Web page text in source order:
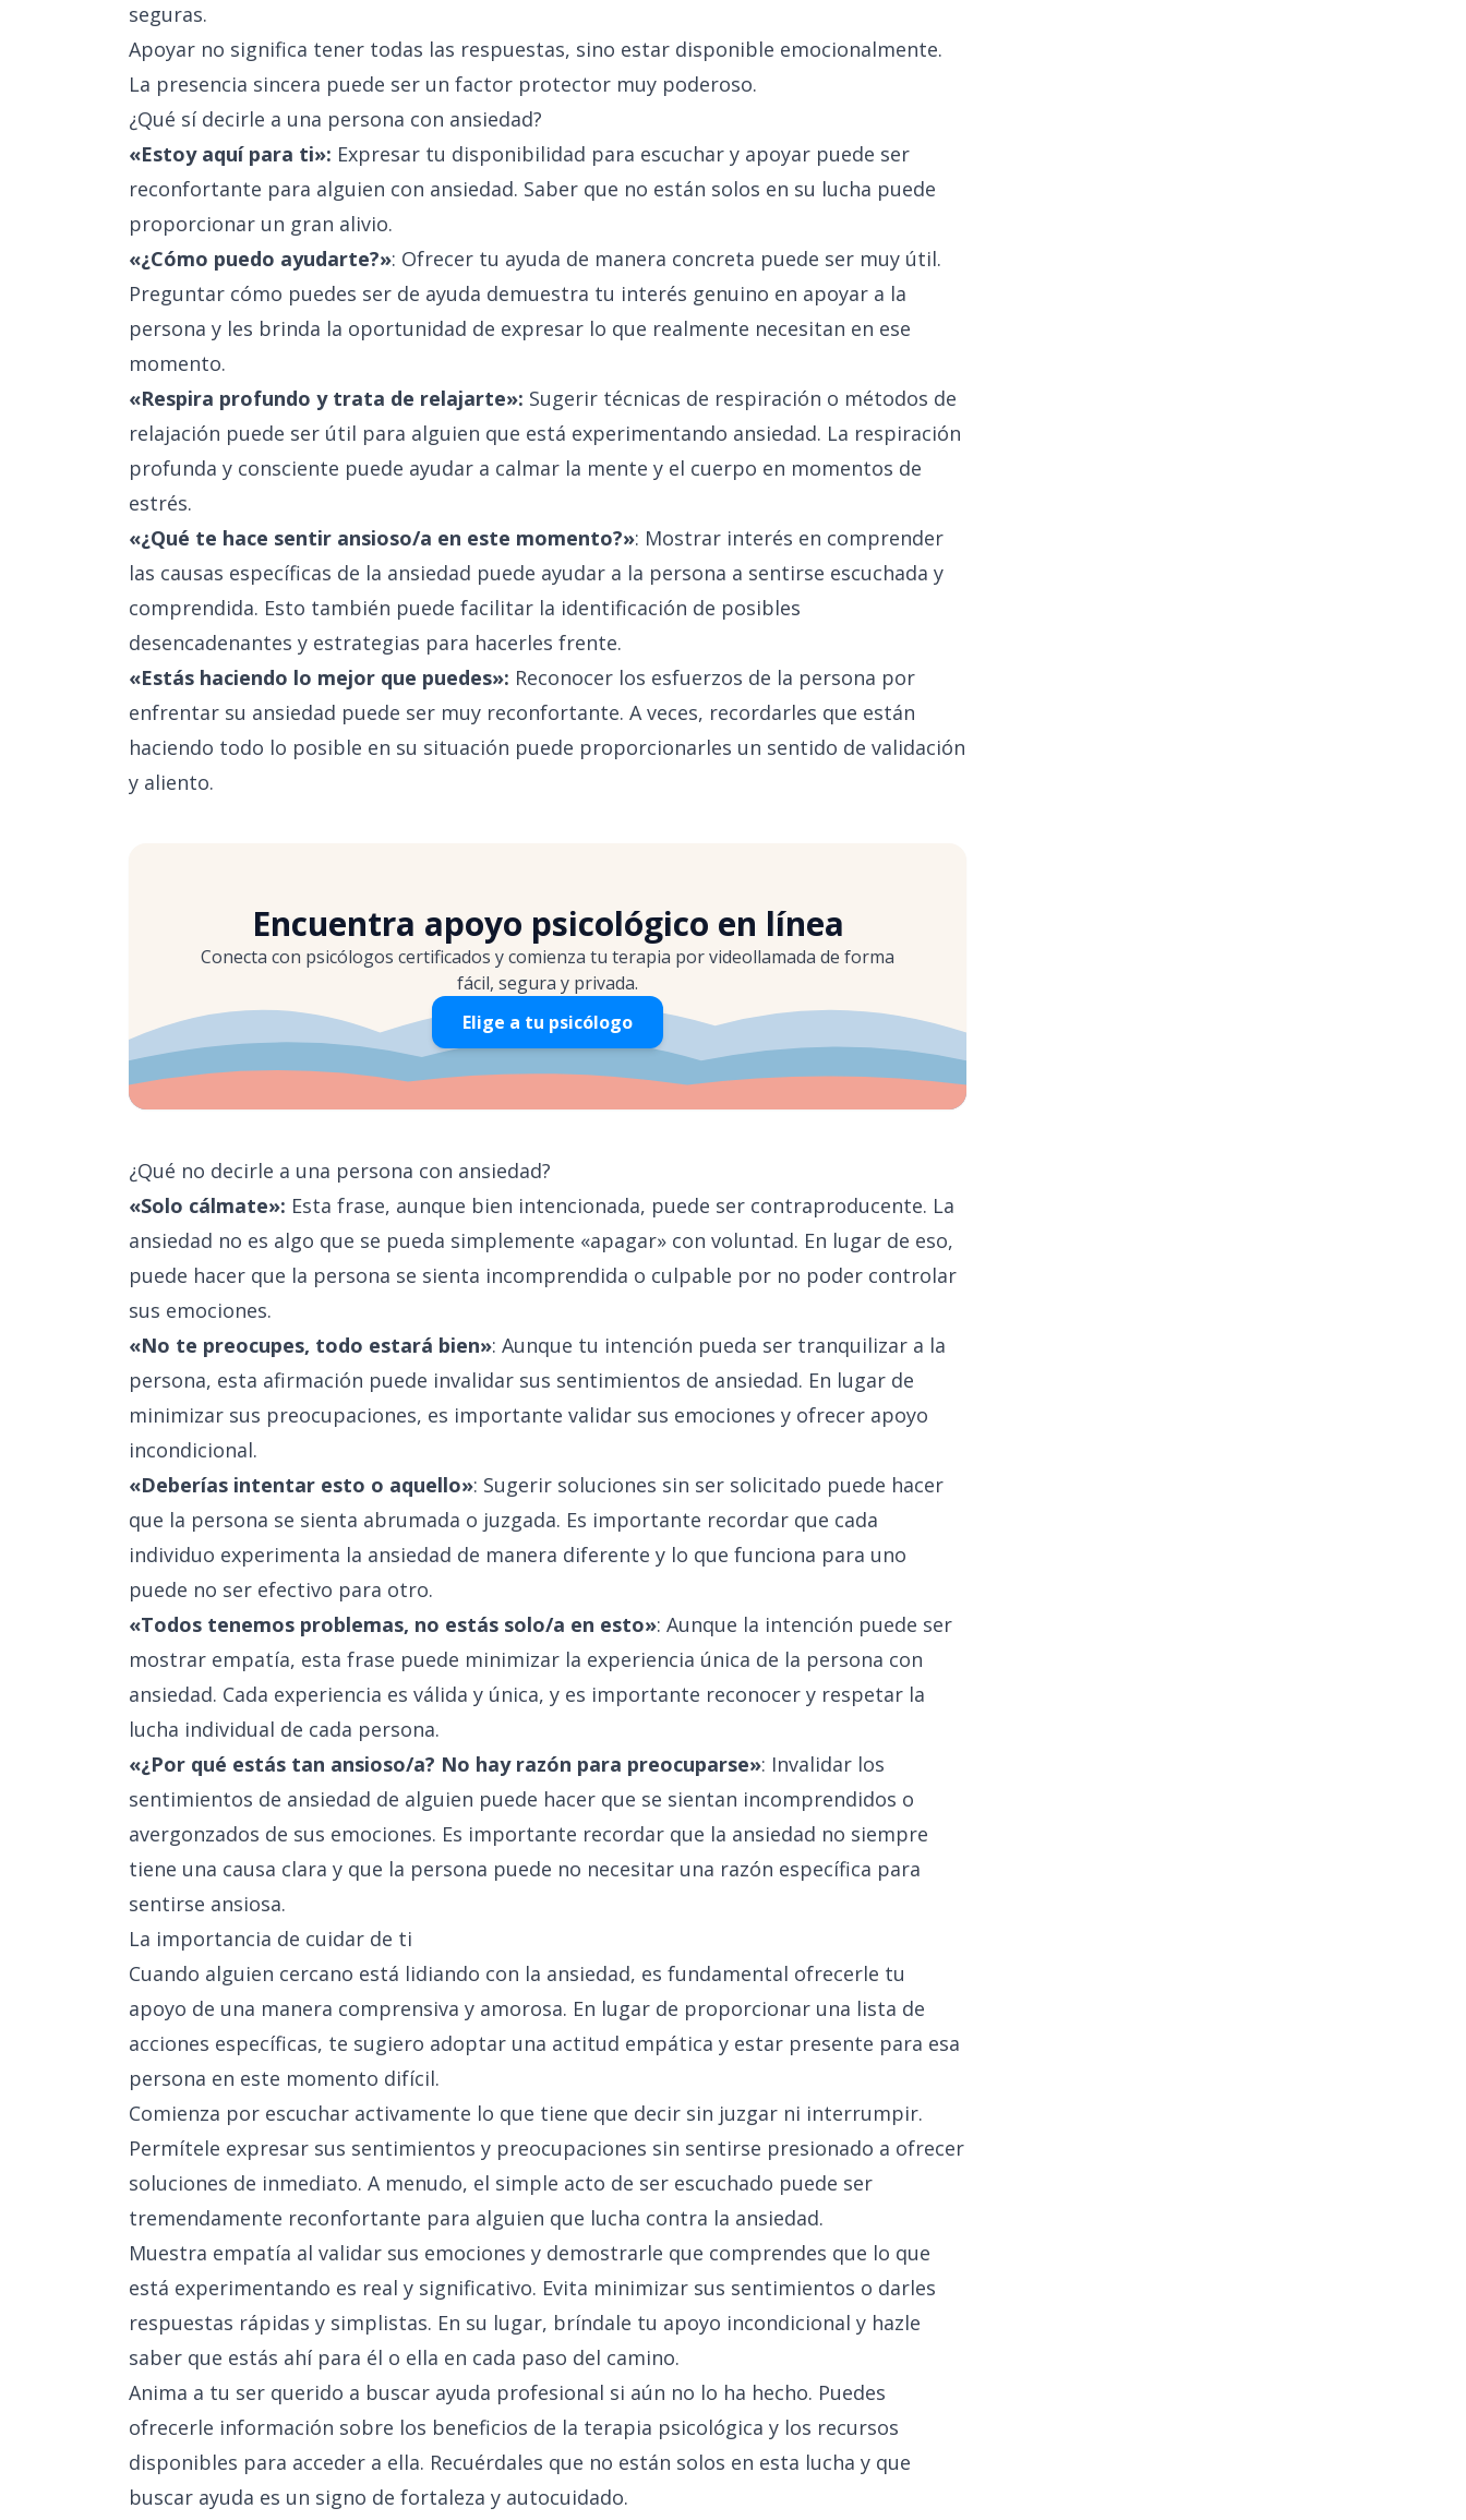
seguras.
Apoyar no significa tener todas las respuestas, sino estar disponible emocionalmente.
La presencia sincera puede ser un factor protector muy poderoso.
¿Qué sí decirle a una persona con ansiedad?
«Estoy aquí para ti»: Expresar tu disponibilidad para escuchar y apoyar puede ser
reconfortante para alguien con ansiedad. Saber que no están solos en su lucha puede
proporcionar un gran alivio.
«¿Cómo puedo ayudarte?»: Ofrecer tu ayuda de manera concreta puede ser muy útil.
Preguntar cómo puedes ser de ayuda demuestra tu interés genuino en apoyar a la
persona y les brinda la oportunidad de expresar lo que realmente necesitan en ese
momento.
«Respira profundo y trata de relajarte»: Sugerir técnicas de respiración o métodos de
relajación puede ser útil para alguien que está experimentando ansiedad. La respiración
profunda y consciente puede ayudar a calmar la mente y el cuerpo en momentos de
estrés.
«¿Qué te hace sentir ansioso/a en este momento?»: Mostrar interés en comprender
las causas específicas de la ansiedad puede ayudar a la persona a sentirse escuchada y
comprendida. Esto también puede facilitar la identificación de posibles
desencadenantes y estrategias para hacerles frente.
«Estás haciendo lo mejor que puedes»: Reconocer los esfuerzos de la persona por
enfrentar su ansiedad puede ser muy reconfortante. A veces, recordarles que están
haciendo todo lo posible en su situación puede proporcionarles un sentido de validación
y aliento.
Encuentra apoyo psicológico en línea
Conecta con psicólogos certificados y comienza tu terapia por videollamada de forma
fácil, segura y privada.
Elige a tu psicólogo
¿Qué no decirle a una persona con ansiedad?
«Solo cálmate»: Esta frase, aunque bien intencionada, puede ser contraproducente. La
ansiedad no es algo que se pueda simplemente «apagar» con voluntad. En lugar de eso,
puede hacer que la persona se sienta incomprendida o culpable por no poder controlar
sus emociones.
«No te preocupes, todo estará bien»: Aunque tu intención pueda ser tranquilizar a la
persona, esta afirmación puede invalidar sus sentimientos de ansiedad. En lugar de
minimizar sus preocupaciones, es importante validar sus emociones y ofrecer apoyo
incondicional.
«Deberías intentar esto o aquello»: Sugerir soluciones sin ser solicitado puede hacer
que la persona se sienta abrumada o juzgada. Es importante recordar que cada
individuo experimenta la ansiedad de manera diferente y lo que funciona para uno
puede no ser efectivo para otro.
«Todos tenemos problemas, no estás solo/a en esto»: Aunque la intención puede ser
mostrar empatía, esta frase puede minimizar la experiencia única de la persona con
ansiedad. Cada experiencia es válida y única, y es importante reconocer y respetar la
lucha individual de cada persona.
«¿Por qué estás tan ansioso/a? No hay razón para preocuparse»: Invalidar los
sentimientos de ansiedad de alguien puede hacer que se sientan incomprendidos o
avergonzados de sus emociones. Es importante recordar que la ansiedad no siempre
tiene una causa clara y que la persona puede no necesitar una razón específica para
sentirse ansiosa.
La importancia de cuidar de ti
Cuando alguien cercano está lidiando con la ansiedad, es fundamental ofrecerle tu
apoyo de una manera comprensiva y amorosa. En lugar de proporcionar una lista de
acciones específicas, te sugiero adoptar una actitud empática y estar presente para esa
persona en este momento difícil.
Comienza por escuchar activamente lo que tiene que decir sin juzgar ni interrumpir.
Permítele expresar sus sentimientos y preocupaciones sin sentirse presionado a ofrecer
soluciones de inmediato. A menudo, el simple acto de ser escuchado puede ser
tremendamente reconfortante para alguien que lucha contra la ansiedad.
Muestra empatía al validar sus emociones y demostrarle que comprendes que lo que
está experimentando es real y significativo. Evita minimizar sus sentimientos o darles
respuestas rápidas y simplistas. En su lugar, bríndale tu apoyo incondicional y hazle
saber que estás ahí para él o ella en cada paso del camino.
Anima a tu ser querido a buscar ayuda profesional si aún no lo ha hecho. Puedes
ofrecerle información sobre los beneficios de la terapia psicológica y los recursos
disponibles para acceder a ella. Recuérdales que no están solos en esta lucha y que
buscar ayuda es un signo de fortaleza y autocuidado.